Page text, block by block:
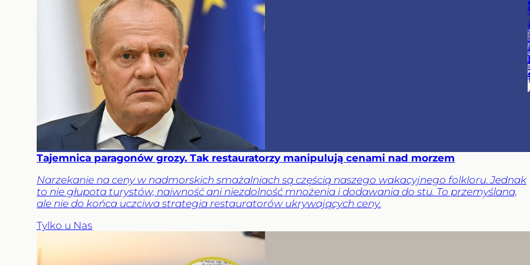
Tajemnica paragonów grozy. Tak restauratorzy manipulują cenami nad morzem
Narzekanie na ceny w nadmorskich smażalniach są częścią naszego wakacyjnego folkloru. Jednak
to nie głupota turystów, naiwność ani niezdolność mnożenia i dodawania do stu. To przemyślana,
ale nie do końca uczciwa strategia restauratorów ukrywających ceny.
Tylko u Nas